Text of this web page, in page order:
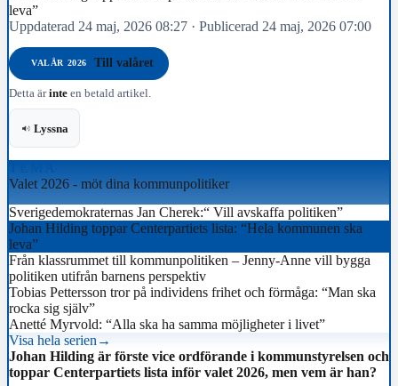
leva”
Uppdaterad 24 maj, 2026 08:27 · Publicerad 24 maj, 2026 07:00
VALÅR 2026 Till valåret
Detta ärinte en betald artikel.
Lyssna
Valet 2026 - möt dina kommunpolitiker
Sverigedemokraternas Jan Cherek:“ Vill avskaffa politiken”
Johan Hilding toppar Centerpartiets lista: “Hela kommunen ska
leva”
Från klassrummet till kommunpolitiken – Jenny-Anne vill bygga
politiken utifrån barnens perspektiv
Tobias Pettersson tror på individens frihet och förmåga: “Man ska
rocka sig själv”
Anetté Myrvold: “Alla ska ha samma möjligheter i livet”
Visa hela serien →
Johan Hilding är förste vice ordförande i kommunstyrelsen och
toppar Centerpartiets lista inför valet 2026, men vem är han?